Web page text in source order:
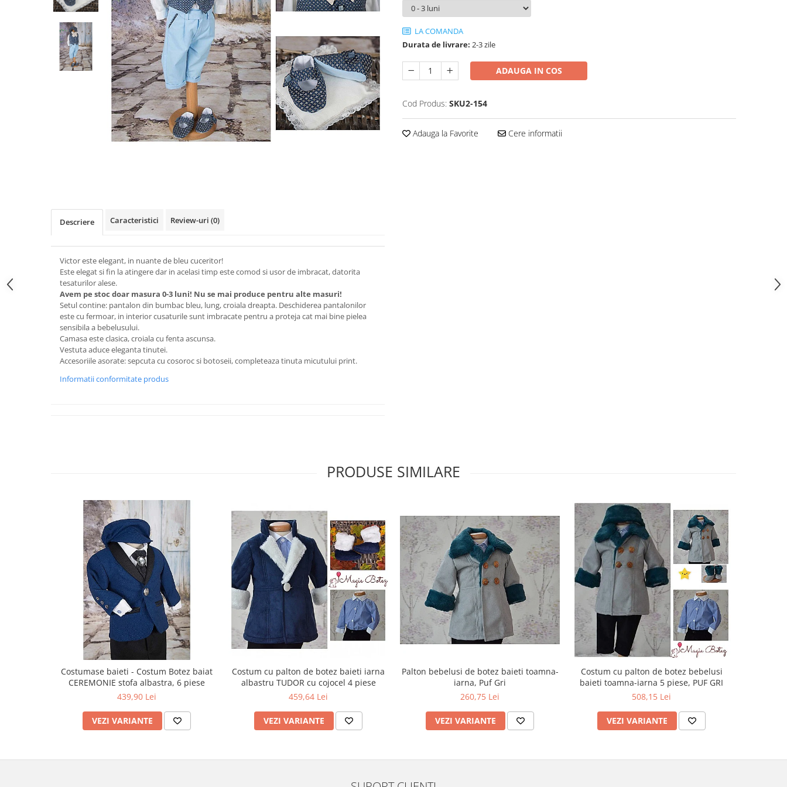
Cercei din aur dama
Cercei de aur lungi cu lant
Cercei din aur tortite
Cercei din aur alb
Cercei aur cu surub
LA COMANDA
Durata de livrare: 2-3 zile
ADAUGA IN COS
Cod Produs: SKU2-154
Adauga la Favorite Cere informatii
Descriere Caracteristici Review-uri (0)
Victor este elegant, in nuante de bleu cuceritor!
Este elegat si fin la atingere dar in acelasi timp este comod si usor de imbracat, datorita
tesaturilor alese.
Avem pe stoc doar masura 0-3 luni! Nu se mai produce pentru alte masuri!
Setul contine: pantalon din bumbac bleu, lung, croiala dreapta. Deschiderea pantalonilor
este cu fermoar, in interior cusaturile sunt imbracate pentru a proteja cat mai bine pielea
sensibila a bebelusului.
Camasa este clasica, croiala cu fenta ascunsa.
Vestuta aduce eleganta tinutei.
Accesoriile asorate: sepcuta cu cosoroc si botoseii, completeaza tinuta micutului print.
Informatii conformitate produs
PRODUSE SIMILARE
Costumase baieti - Costum Botez baiat
CEREMONIE stofa albastra, 6 piese
439,90 Lei
VEZI VARIANTE
Costum cu palton de botez baieti iarna
albastru TUDOR cu cojocel 4 piese
459,64 Lei
VEZI VARIANTE
Palton bebelusi de botez baieti toamna-
iarna, Puf Gri
260,75 Lei
VEZI VARIANTE
Costum cu palton de botez bebelusi
baieti toamna-iarna 5 piese, PUF GRI
508,15 Lei
VEZI VARIANTE